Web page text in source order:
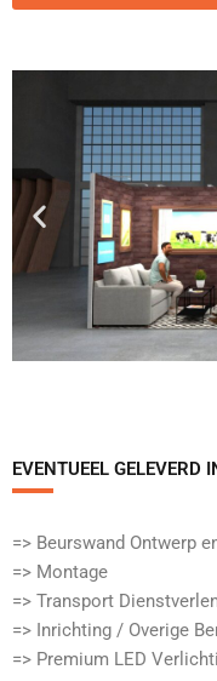
EVENTUEEL GELEVERD
=> Beurswand Ontwerp
=> Montage
=> Transport
=> Inrichting / Overige
=> Premium LED